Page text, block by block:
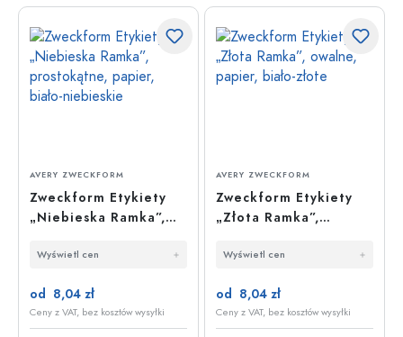
AVERY ZWECKFORM
Zweckform Etykiety
„Niebieska Ramka”,
biało-niebieskie
Wyświetl cen
od 8,04 zł
Ceny z VAT, bez kosztów wysyłki
AVERY ZWECKFORM
Zweckform Etykiety
„Złota Ramka”,
złote
Wyświetl cen
od 8,04 zł
Ceny z VAT, bez kosztów wysyłki